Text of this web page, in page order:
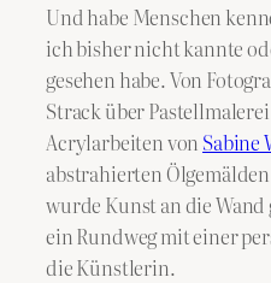
Und habe Menschen
ich bisher nicht kannte
gesehen habe. Von
Strack über
Acrylarbeiten von Sabine
abstrahierten
wurde Kunst an die
ein Rundweg mit einer
die Künstlerin.